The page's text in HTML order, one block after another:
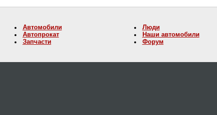
Автомобили
Автопрокат
Запчасти
Люди
Наши автомобили
Форум